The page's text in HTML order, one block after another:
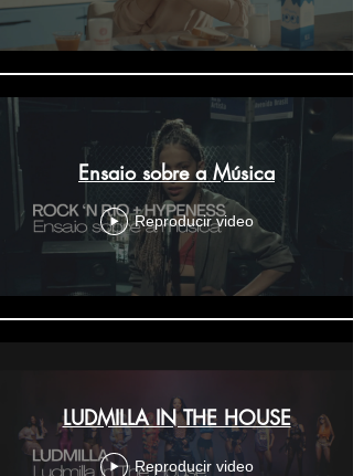
Ensaio sobre a Música
Reproducir video
LUDMILLA IN THE HOUSE
Reproducir video